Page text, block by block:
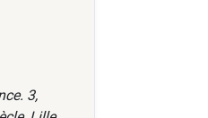
3,